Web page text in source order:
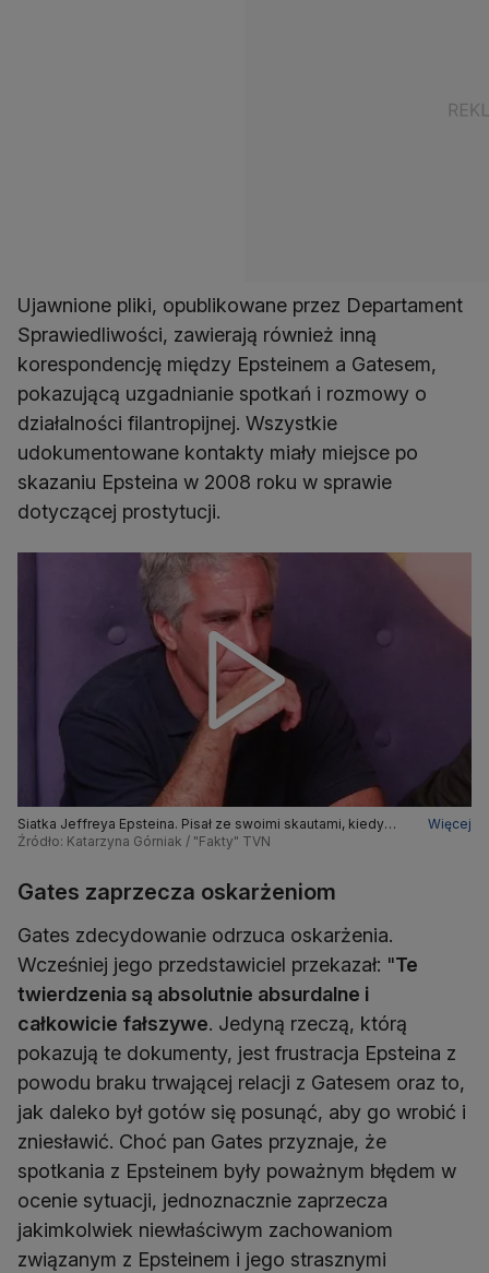
Ujawnione pliki, opublikowane przez Departament
Sprawiedliwości, zawierają również inną
korespondencję między Epsteinem a Gatesem,
pokazującą uzgadnianie spotkań i rozmowy o
działalności filantropijnej. Wszystkie
udokumentowane kontakty miały miejsce po
skazaniu Epsteina w 2008 roku w sprawie
dotyczącej prostytucji.
Siatka Jeffreya Epsteina. Pisał ze swoimi skautami, kiedy
jeszcze odsiadywał wyrok
Więcej
Źródło: Katarzyna Górniak / "Fakty" TVN
Gates zaprzecza oskarżeniom
Gates zdecydowanie odrzuca oskarżenia.
Wcześniej jego przedstawiciel przekazał: "Te
twierdzenia są absolutnie absurdalne i
całkowicie fałszywe. Jedyną rzeczą, którą
pokazują te dokumenty, jest frustracja Epsteina z
powodu braku trwającej relacji z Gatesem oraz to,
jak daleko był gotów się posunąć, aby go wrobić i
zniesławić. Choć pan Gates przyznaje, że
spotkania z Epsteinem były poważnym błędem w
ocenie sytuacji, jednoznacznie zaprzecza
jakimkolwiek niewłaściwym zachowaniom
związanym z Epsteinem i jego strasznymi